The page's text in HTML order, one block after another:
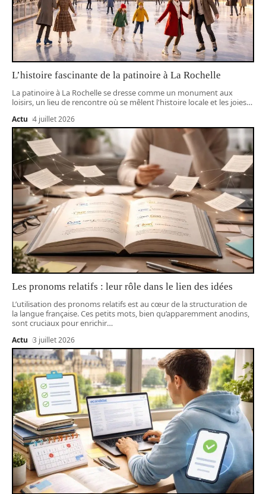
L’histoire fascinante de la patinoire à La Rochelle
La patinoire à La Rochelle se dresse comme un monument aux
loisirs, un lieu de rencontre où se mêlent l'histoire locale et les joies…
Actu 4 juillet 2026
Les pronoms relatifs : leur rôle dans le lien des idées
L’utilisation des pronoms relatifs est au cœur de la structuration de
la langue française. Ces petits mots, bien qu’apparemment anodins,
sont cruciaux pour enrichir…
Actu 3 juillet 2026